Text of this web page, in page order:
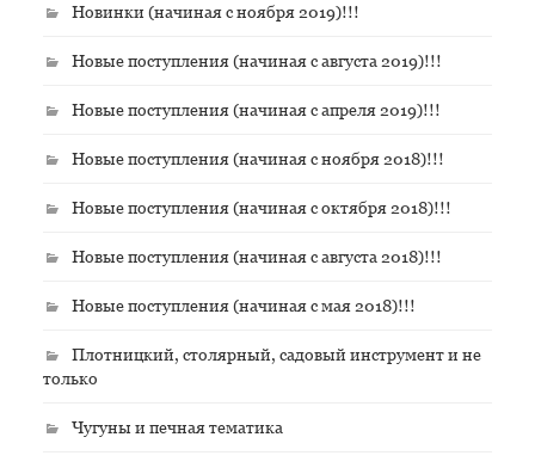
Новинки (начиная с ноября 2019)!!!
Новые поступления (начиная с августа 2019)!!!
Новые поступления (начиная с апреля 2019)!!!
Новые поступления (начиная с ноября 2018)!!!
Новые поступления (начиная с октября 2018)!!!
Новые поступления (начиная с августа 2018)!!!
Новые поступления (начиная с мая 2018)!!!
Плотницкий, столярный, садовый инструмент и не
только
Чугуны и печная тематика